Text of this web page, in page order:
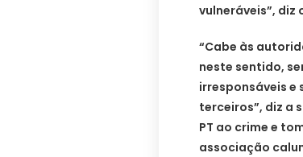
vulneráveis”, diz
“Cabe às
neste sentido,
irresponsáveis e
terceiros”, diz a
PT ao crime e
associação